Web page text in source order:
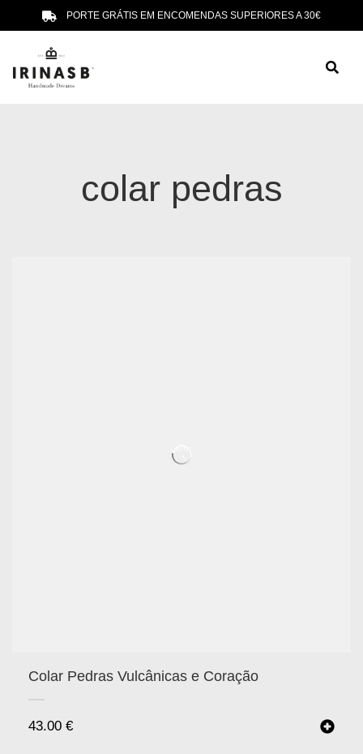
PORTE GRÁTIS EM ENCOMENDAS SUPERIORES A 30€
colar pedras
Colar Pedras Vulcânicas e Coração
43.00 €